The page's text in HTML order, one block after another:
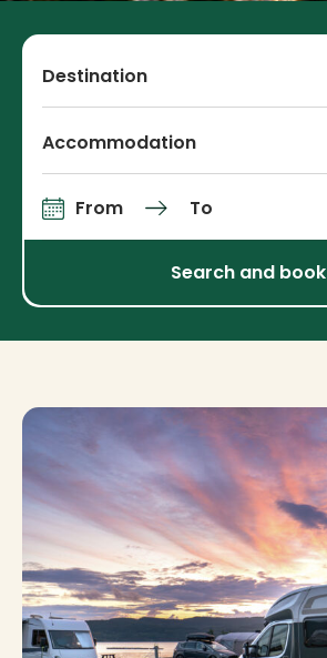
Destination
Accommodation
Arrival and departure
From To
Search and book